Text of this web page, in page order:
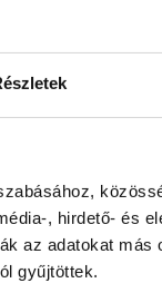
, hirdető- és
az adatokat
gyűjtöttek.